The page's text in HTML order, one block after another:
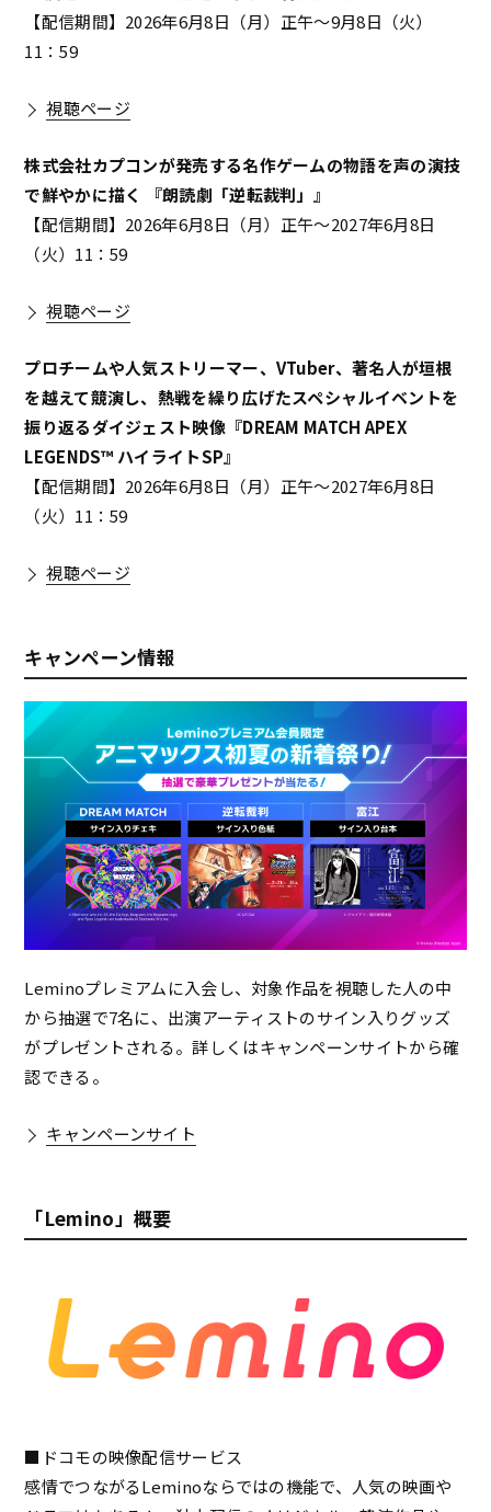
【配信期間】2026年6月8日（月）正午～9月8日（火）
11：59
視聴ページ
株式会社カプコンが発売する名作ゲームの物語を声の演技
で鮮やかに描く 『朗読劇「逆転裁判」』
【配信期間】2026年6月8日（月）正午～2027年6月8日
（火）11：59
視聴ページ
プロチームや人気ストリーマー、VTuber、著名人が垣根
を越えて競演し、熱戦を繰り広げたスペシャルイベントを
振り返るダイジェスト映像『DREAM MATCH APEX
LEGENDS™ ハイライトSP』
【配信期間】2026年6月8日（月）正午～2027年6月8日
（火）11：59
視聴ページ
キャンペーン情報
Leminoプレミアムに入会し、対象作品を視聴した人の中
から抽選で7名に、出演アーティストのサイン入りグッズ
がプレゼントされる。詳しくはキャンペーンサイトから確
認できる。
キャンペーンサイト
「Lemino」概要
■ドコモの映像配信サービス
感情でつながるLeminoならではの機能で、人気の映画や